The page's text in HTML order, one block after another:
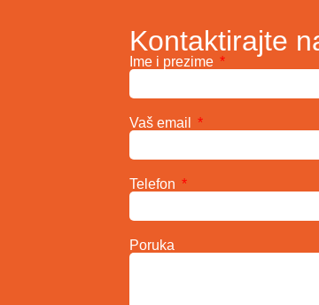
Kontaktirajte
Ime i prezime
Vaš email
Telefon
Poruka